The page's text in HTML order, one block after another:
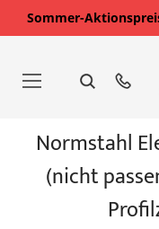
Sommer-
springen
Bildgalerie
Normstahl
(nicht